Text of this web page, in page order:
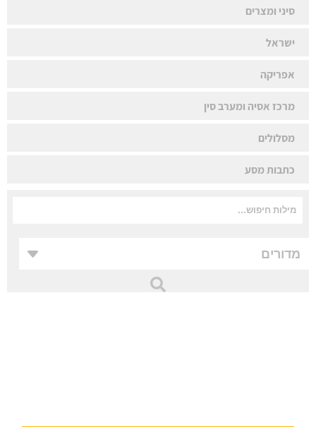
סיני ומצרים
ישראל
אפריקה
מרכז אסיה ומערב סין
מסלולים
כתבות מסע